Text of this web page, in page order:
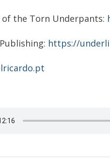
of the Torn Underpants:
https://